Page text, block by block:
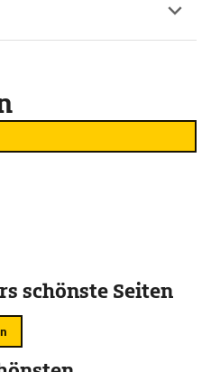
schönste Seiten